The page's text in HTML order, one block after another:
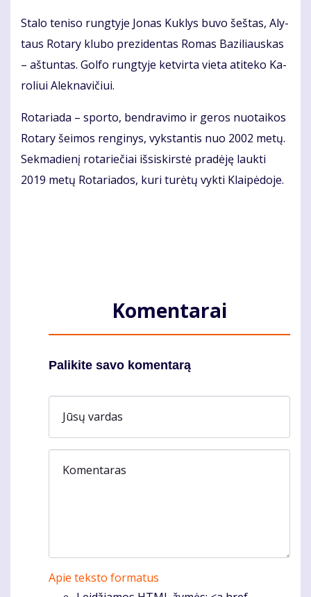
Sta­lo te­ni­so rung­ty­je Jo­nas Kuk­lys bu­vo šeš­tas, Aly­
taus Ro­ta­ry klu­bo pre­zi­den­tas Ro­mas Ba­zi­liaus­kas
– aš­tun­tas. Gol­fo rung­ty­je ket­vir­ta vie­ta ati­te­ko Ka­
ro­liui Alek­na­vi­čiui.
Ro­ta­ria­da – spor­to, ben­dra­vi­mo ir ge­ros nuo­tai­kos
Ro­ta­ry šei­mos ren­gi­nys, vyks­tan­tis nuo 2002 me­tų.
Sek­ma­die­nį ro­ta­rie­čiai iš­si­skirs­tė pra­dė­ję lauk­ti
2019 me­tų Ro­ta­ria­dos, ku­ri tu­rė­tų vyk­ti Klai­pė­do­je.
Komentarai
Palikite savo komentarą
Jūsų vardas
Komentaras
Apie teksto formatus